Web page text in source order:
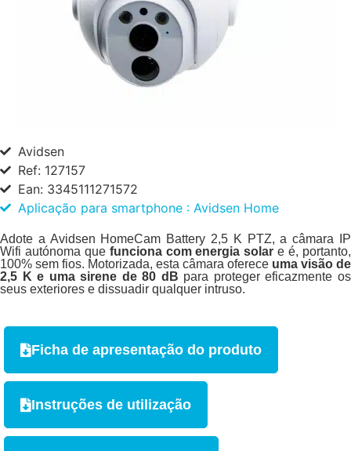
Avidsen
Ref: 127157
Ean: 3345111271572
Aplicação para smartphone : Avidsen Home
Adote a Avidsen HomeCam Battery 2,5 K PTZ, a câmara IP
Wifi autónoma que funciona com energia solare é, portanto,
100% sem fios. Motorizada, esta câmara oferece uma visão de
2,5 K e uma sirene de 80 dB para proteger eficazmente os
seus exteriores e dissuadir qualquer intruso.
Ficha de apresentação do produto
Instruções de utilização